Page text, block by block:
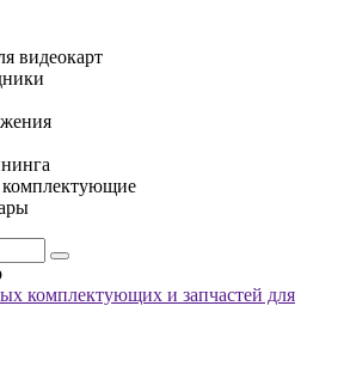
видеокарт
комплектующих и запчастей для